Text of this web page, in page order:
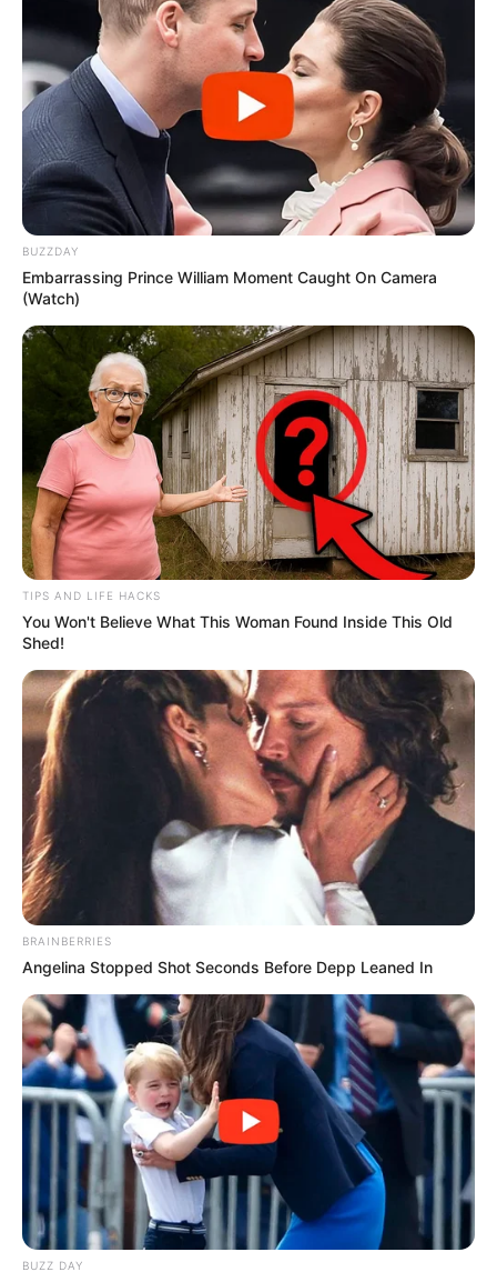
е бил – За Жената
След като не бил открит на борда, незабавно започнала
операция по издирването му.
За случая били уведомени и компетентните морски
служби.
Тялото е открито часове по-
късно
BUZZDAY
Embarrassing Prince William Moment Caught On Camera
(Watch)
TIPS AND LIFE HACKS
You Won't Believe What This Woman Found Inside This Old
Shed!
BRAINBERRIES
Angelina Stopped Shot Seconds Before Depp Leaned In
BUZZ DAY